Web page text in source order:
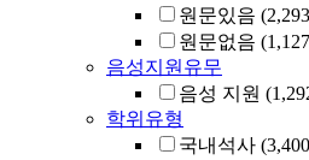
원문있음
원문없음
음성지원유무
음성 지원
학위유형
국내석사